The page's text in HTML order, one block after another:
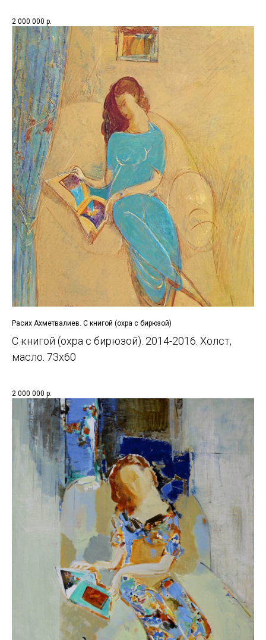
2 000 000 р.
Расих Ахметвалиев. С книгой (охра с бирюзой)
С книгой (охра с бирюзой). 2014-2016. Холст,
масло. 73х60
2 000 000 р.